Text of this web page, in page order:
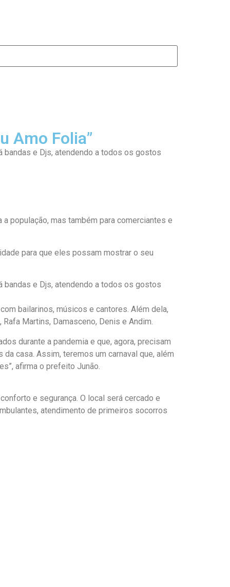
Amo Folia”
bandas e Djs, atendendo a todos os gostos
população, mas também para comerciantes e
para que eles possam mostrar o seu
bandas e Djs, atendendo a todos os gostos
bailarinos, músicos e cantores. Além dela,
Martins, Damasceno, Denis e Andim.
durante a pandemia e que, agora, precisam
casa. Assim, teremos um carnaval que, além
afirma o prefeito Junão.
e segurança. O local será cercado e
atendimento de primeiros socorros